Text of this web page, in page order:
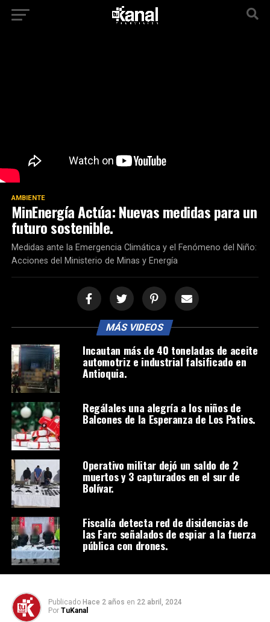
AMBIENTE
MinEnergía Actúa: Nuevas medidas para un
futuro sostenible.
Medidas ante la Emergencia Climática y el Fenómeno del Niño:
Acciones del Ministerio de Minas y Energía
MÁS VIDEOS
Incautan más de 40 toneladas de aceite
automotriz e industrial falsificado en
Antioquia.
Regálales una alegría a los niños de
Balcones de la Esperanza de Los Patios.
Operativo militar dejó un saldo de 2
muertos y 3 capturados en el sur de
Bolívar.
Fiscalía detecta red de disidencias de
las Farc señalados de espiar a la fuerza
pública con drones.
Publicado Hace 2 años en 22 abril, 2024
Por TuKanal